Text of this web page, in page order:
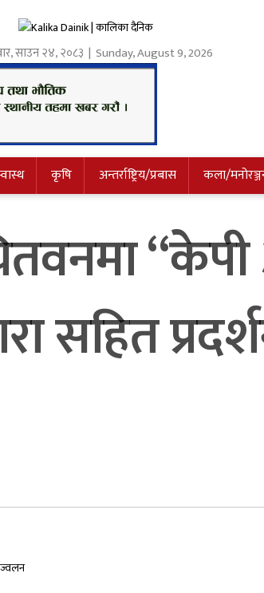
,साउन२४,२०८३ | Sunday, August 9, 2026
कृषि अन्तर्राष्ट्रिय/प्रबास कला/
सहित